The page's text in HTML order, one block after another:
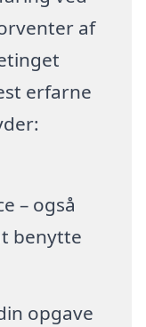
af
erfarne
– også
benytte
opgave